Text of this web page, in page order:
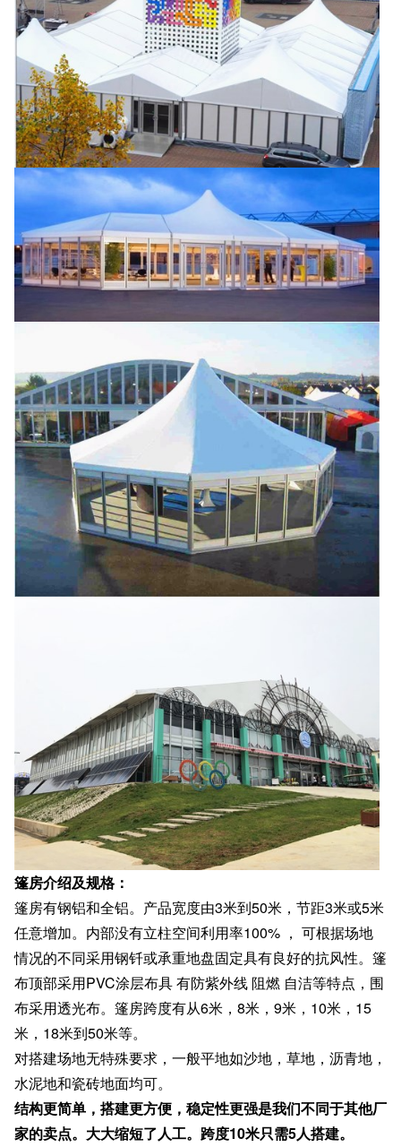
篷房介绍及规格：
篷房有钢铝和全铝。产品宽度由3米到50米，节距3米或5米
任意增加。内部没有立柱空间利用率100% ， 可根据场地
情况的不同采用钢钎或承重地盘固定具有良好的抗风性。篷
布顶部采用PVC涂层布具 有防紫外线 阻燃 自洁等特点，围
布采用透光布。 篷房跨度有从6米，8米，9米，10米，15
米，18米到50米等。
对搭建场地无特殊要求，一般平地如沙地，草地，沥青地，
水泥地和瓷砖地面均可。
结构更简单，搭建更方便，稳定性更强是我们不同于其他厂
家的卖点。大大缩短了人工。跨度10米只需5人搭建。